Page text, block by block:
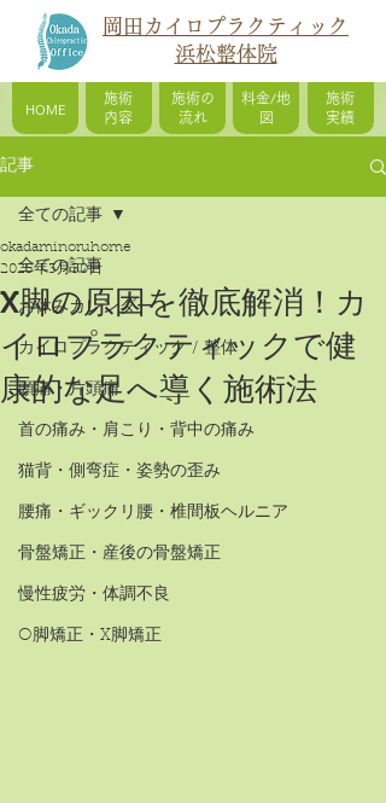
HOME
施術
内容
施術の
流れ
料金/地
図
施術
実績
岡田カイロプラクティック
浜松整体院
記事
全ての記事
お休みカレンダー
カイロプラクティック / 整体
頭痛・片頭痛
首の痛み・肩こり・背中の痛み
猫背・側弯症・姿勢の歪み
腰痛・ギックリ腰・椎間板ヘルニア
骨盤矯正・産後の骨盤矯正
慢性疲労・体調不良
O脚矯正・X脚矯正
全ての記事
X脚の原因を徹底解消！カ
イロプラクティックで健
康的な足へ導く施術法
okadaminoruhome
2025年3月30日